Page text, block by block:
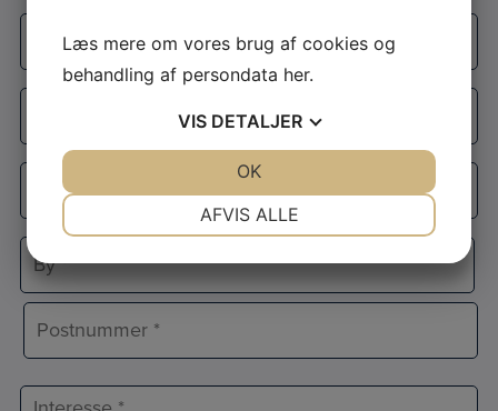
E-
Telefon
Adresse
Adresselinje
By
Interesse
Læs mere om vores brug af cookies og
behandling af persondata her.
VIS DETALJER
AFVIS ALLE
OK